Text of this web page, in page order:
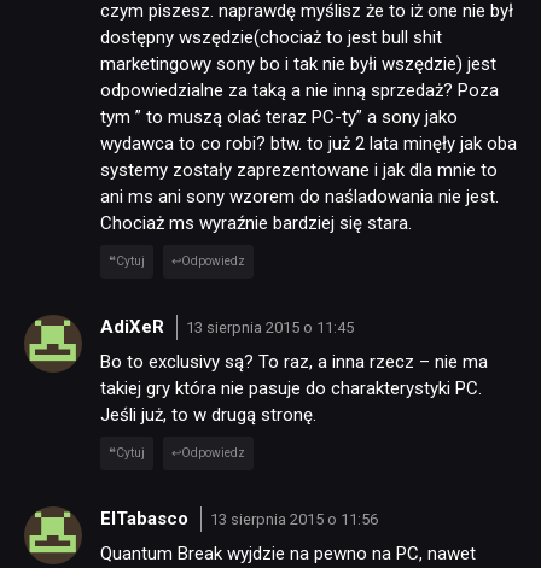
czym piszesz. naprawdę myślisz że to iż one nie był
dostępny wszędzie(chociaż to jest bull shit
marketingowy sony bo i tak nie byłi wszędzie) jest
odpowiedzialne za taką a nie inną sprzedaż? Poza
tym ” to muszą olać teraz PC-ty” a sony jako
wydawca to co robi? btw. to już 2 lata minęły jak oba
systemy zostały zaprezentowane i jak dla mnie to
ani ms ani sony wzorem do naśladowania nie jest.
Chociaż ms wyraźnie bardziej się stara.
Cytuj Odpowiedz
AdiXeR 13 sierpnia 2015 o 11:45
Bo to exclusivy są? To raz, a inna rzecz – nie ma
takiej gry która nie pasuje do charakterystyki PC.
Jeśli już, to w drugą stronę.
Cytuj Odpowiedz
ElTabasco 13 sierpnia 2015 o 11:56
Quantum Break wyjdzie na pewno na PC, nawet